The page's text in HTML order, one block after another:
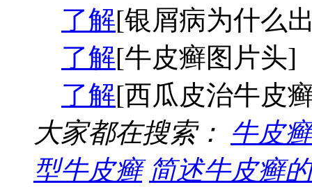
了解[银屑病为什么
了解[牛皮癣图片头]
了解[西瓜皮治牛皮
大家都在搜索： 牛皮
型牛皮癣 简述牛皮癣